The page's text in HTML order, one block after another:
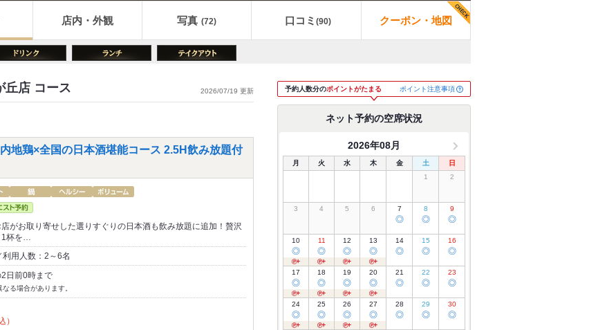
店内・外観 写真 (72) 口コミ (90) クーポン・地図
丘店 コース 2026/07/19 更新
地鶏×全国の日本酒堪能コース 2.5H飲み放題付
がお取り寄せした選りすぐりの日本酒も飲み放題に追加！贅沢
杯を…
用人数：2～6名
日前0時まで
る場合があります。
）
予約人数分のポイントがたまる ポイント注意事項
ネット予約の空席状況
2026年08月
月 火 水 木 金 土
日
1
2
3 4 5 6 7
◎
8
◎
9
◎
10
◎
11
◎
12
◎
13
◎
14
◎
15
◎
16
◎
17
◎
18
◎
19
◎
20
◎
21
◎
22
◎
23
◎
24
◎
25
◎
26
◎
27
◎
28
◎
29
◎
30
◎